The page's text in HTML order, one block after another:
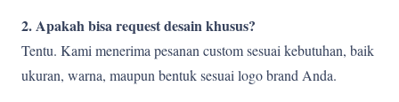
2. Apakah bisa request desain khusus?
Tentu. Kami menerima pesanan custom sesuai kebutuhan, baik
ukuran, warna, maupun bentuk sesuai logo brand Anda.